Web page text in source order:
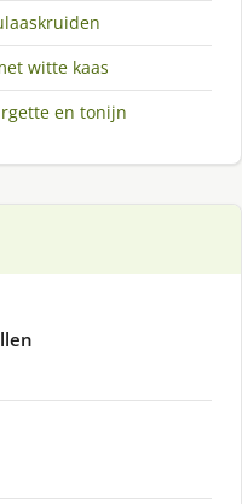
witte kaas
en tonijn